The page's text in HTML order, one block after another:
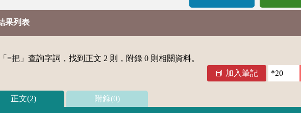
果列表
=把 」查詢字詞，找到正文 2 則，附錄 0 則相關資料。
加入筆記
正文(2) 附錄(0)